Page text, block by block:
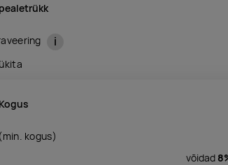
i
(min. kogus)
võidad